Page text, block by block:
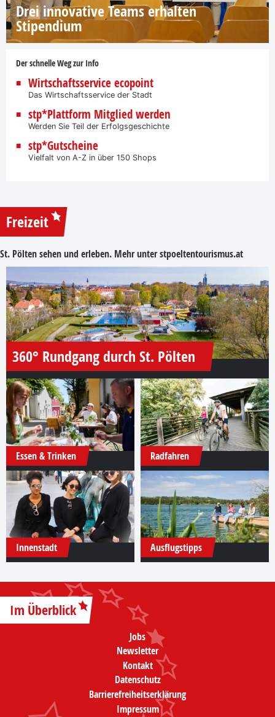
Drei innovative Teams erhalten
Stipendium
Der schnelle Weg zur Info
Wirtschaftsservice ecopoint
Das Wirtschaftsservice der Stadt
stp*Plattform Mitglied werden
Werden Sie Teil der Erfolgsgeschichte
stp*Gutscheine
Vielfalt von A-Z in über 150 Shops
Freizeit
St. Pölten sehen und erleben. Mehr unterstpoeltentourismus.at
360° Rundgang durch St. Pölten
Essen & Trinken Radfahren
Innenstadt Ausflugstipps
Im Überblick
Jobs
Newsletter
Kontakt
Datenschutz
Barrierefreiheitserklärung
Impressum